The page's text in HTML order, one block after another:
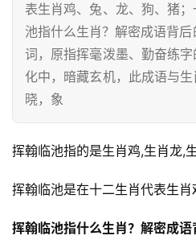
表生肖鸡、兔、龙、狗、猪
池指什么生肖？解密成语背
词，原指挥毫泼墨、勤奋练
化中，暗藏玄机，此成语与
晓，象
挥翰临池指的是生肖鸡,生肖龙,
挥翰临池是在十二生肖代表生
挥翰临池指什么生肖？解密成